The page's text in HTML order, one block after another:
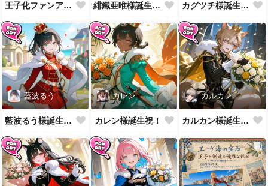
王子化ファンアート400組到達御礼！ 緋鐵亜唯様誕生祝！ カグツチ様誕生祝！
藍波るう
藍波るう様誕生祝！
カレン
カレン様誕生祝！
カルカン
カルカン様誕生祝！